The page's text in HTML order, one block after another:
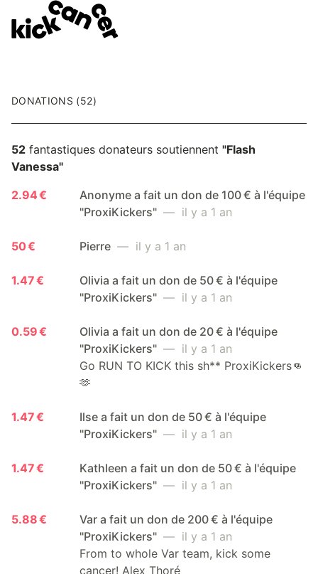
DONATIONS (52)
52 fantastiques donateurs soutiennent "Flash
Vanessa"
2.94 €
Anonyme a fait un don de 100 € à l'équipe
"ProxiKickers" — il y a 1 an
50 € Pierre — il y a 1 an
1.47 €
Olivia a fait un don de 50 € à l'équipe
"ProxiKickers" — il y a 1 an
0.59 €
Olivia a fait un don de 20 € à l'équipe
"ProxiKickers" — il y a 1 an
Go RUN TO KICK this sh** ProxiKickers👊
🫶
1.47 €
Ilse a fait un don de 50 € à l'équipe
"ProxiKickers" — il y a 1 an
1.47 €
Kathleen a fait un don de 50 € à l'équipe
"ProxiKickers" — il y a 1 an
5.88 €
Var a fait un don de 200 € à l'équipe
"ProxiKickers" — il y a 1 an
From to whole Var team, kick some
cancer! Alex Thoré